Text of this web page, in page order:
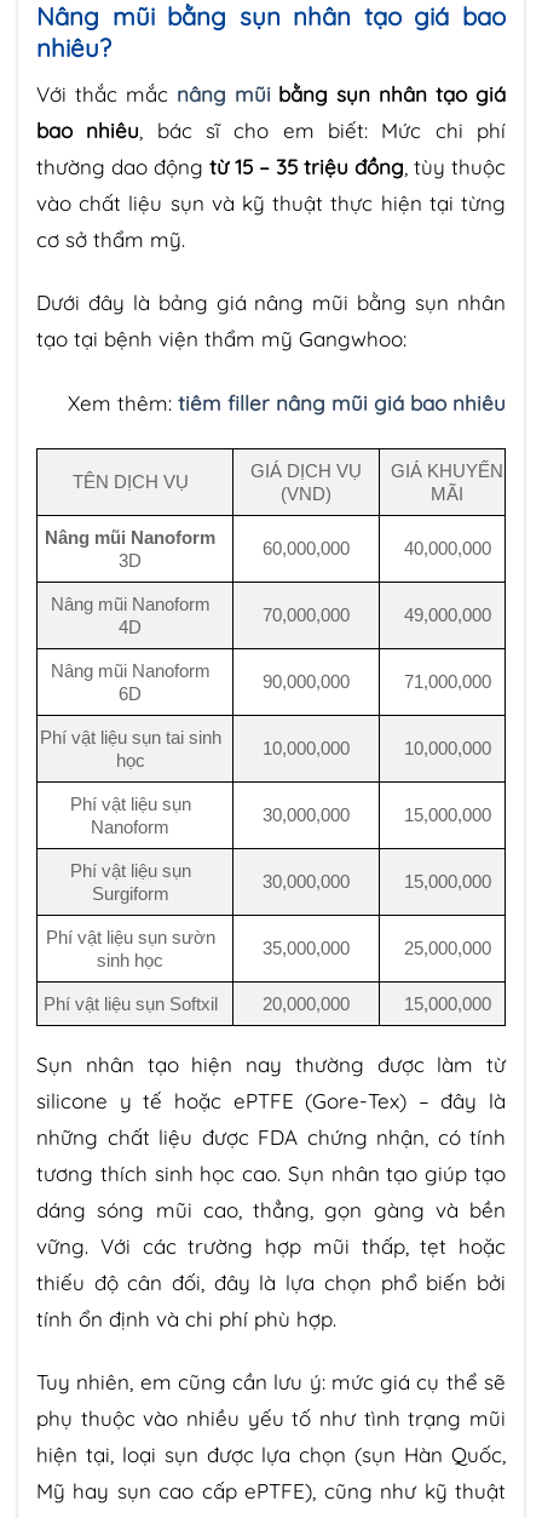
Nâng mũi bằng sụn nhân tạo giá bao
nhiêu?
Với thắc mắc nâng mũi bằng sụn nhân tạo giá
bao nhiêu, bác sĩ cho em biết: Mức chi phí
thường dao động từ 15 – 35 triệu đồng, tùy thuộc
vào chất liệu sụn và kỹ thuật thực hiện tại từng
cơ sở thẩm mỹ.
Dưới đây là bảng giá nâng mũi bằng sụn nhân
tạo tại bệnh viện thẩm mỹ Gangwhoo:
Xem thêm: tiêm filler nâng mũi giá bao nhiêu
TÊN DỊCH VỤ
GIÁ DỊCH VỤ
(VND)
GIÁ KHUYẾN
MÃI
Nâng mũi Nanoform
3D
60,000,000 40,000,000
Nâng mũi Nanoform
4D
70,000,000 49,000,000
Nâng mũi Nanoform
6D
90,000,000 71,000,000
Phí vật liệu sụn tai sinh
học
10,000,000 10,000,000
Phí vật liệu sụn
Nanoform
30,000,000 15,000,000
Phí vật liệu sụn
Surgiform
30,000,000 15,000,000
Phí vật liệu sụn sườn
sinh học
35,000,000 25,000,000
Phí vật liệu sụn Softxil 20,000,000 15,000,000
Sụn nhân tạo hiện nay thường được làm từ
silicone y tế hoặc ePTFE (Gore-Tex) – đây là
những chất liệu được FDA chứng nhận, có tính
tương thích sinh học cao. Sụn nhân tạo giúp tạo
dáng sóng mũi cao, thẳng, gọn gàng và bền
vững. Với các trường hợp mũi thấp, tẹt hoặc
thiếu độ cân đối, đây là lựa chọn phổ biến bởi
tính ổn định và chi phí phù hợp.
Tuy nhiên, em cũng cần lưu ý: mức giá cụ thể sẽ
phụ thuộc vào nhiều yếu tố như tình trạng mũi
hiện tại, loại sụn được lựa chọn (sụn Hàn Quốc,
Mỹ hay sụn cao cấp ePTFE), cũng như kỹ thuật